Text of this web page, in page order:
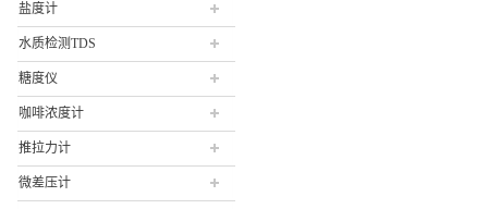
盐度计
水质检测TDS
糖度仪
咖啡浓度计
推拉力计
微差压计